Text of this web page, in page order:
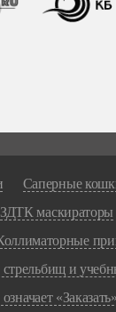
Саперные
ЗДТК маскираторы
и